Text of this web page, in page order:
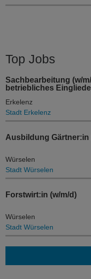
Top Jobs
Sachbearbeitung (w/
betriebliches
Erkelenz
Stadt Erkelenz
Ausbildung Gärtner:in
Würselen
Stadt Würselen
Forstwirt:in (w/m/d)
Würselen
Stadt Würselen